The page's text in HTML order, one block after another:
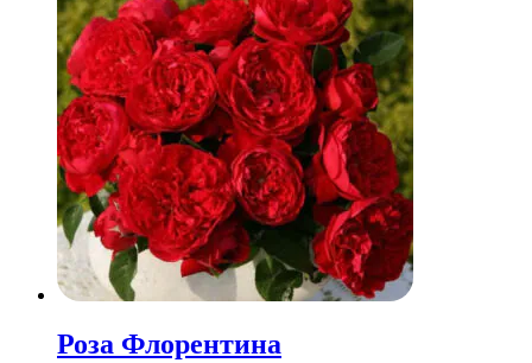
Роза Флорентина